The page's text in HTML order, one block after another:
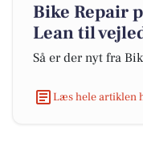
Bike Repair
Lean til
Så er der nyt fra
Læs hele artiklen